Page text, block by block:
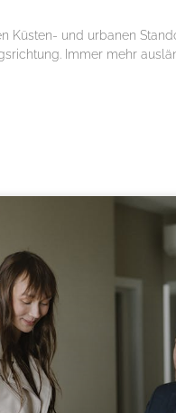
Küsten- und urbanen
Immer mehr